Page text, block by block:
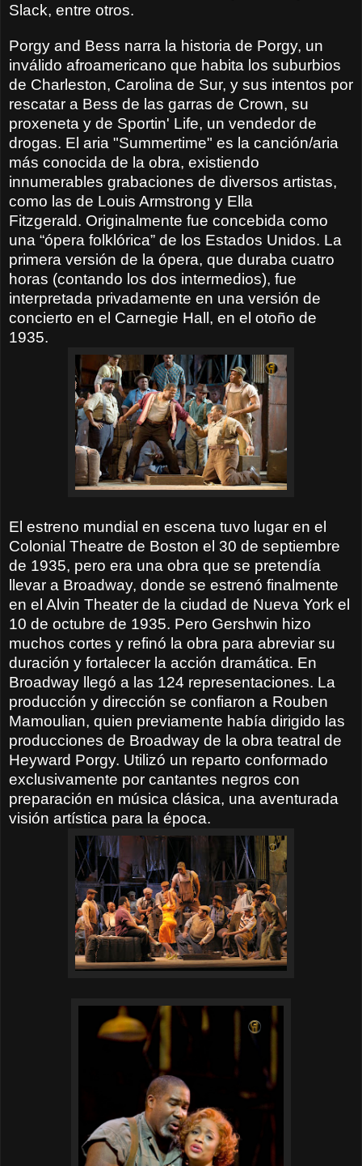
Slack, entre otros.
Porgy and Bess narra la historia de Porgy, un
inválido afroamericano que habita los suburbios
de Charleston, Carolina de Sur, y sus intentos por
rescatar a Bess de las garras de Crown, su
proxeneta y de Sportin' Life, un vendedor de
drogas. El aria "Summertime" es la canción/aria
más conocida de la obra, existiendo
innumerables grabaciones de diversos artistas,
como las de Louis Armstrong y Ella
Fitzgerald. Originalmente fue concebida como
una “ópera folklórica” de los Estados Unidos. La
primera versión de la ópera, que duraba cuatro
horas (contando los dos intermedios), fue
interpretada privadamente en una versión de
concierto en el Carnegie Hall, en el otoño de
1935.
El estreno mundial en escena tuvo lugar en el
Colonial Theatre de Boston el 30 de septiembre
de 1935, pero era una obra que se pretendía
llevar a Broadway, donde se estrenó finalmente
en el Alvin Theater de la ciudad de Nueva York el
10 de octubre de 1935. Pero Gershwin hizo
muchos cortes y refinó la obra para abreviar su
duración y fortalecer la acción dramática. En
Broadway llegó a las 124 representaciones. La
producción y dirección se confiaron a Rouben
Mamoulian, quien previamente había dirigido las
producciones de Broadway de la obra teatral de
Heyward Porgy. Utilizó un reparto conformado
exclusivamente por cantantes negros con
preparación en música clásica, una aventurada
visión artística para la época.